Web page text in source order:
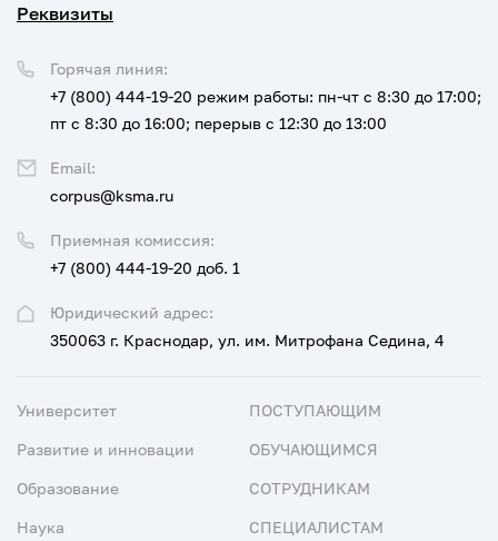
Реквизиты
Юридический адрес:
350063 г. Краснодар, ул. им. Митрофана Седина, 4
Приемная комиссия:
+7 (800) 444-19-20 доб. 1
Горячая линия:
+7 (800) 444-19-20 режим работы: пн-чт с 8:30 до 17:00;
пт с 8:30 до 16:00; перерыв с 12:30 до 13:00
Email:
corpus@ksma.ru
Университет
Развитие и инновации
Образование
Наука
ПОСТУПАЮЩИМ
ОБУЧАЮЩИМСЯ
СОТРУДНИКАМ
СПЕЦИАЛИСТАМ